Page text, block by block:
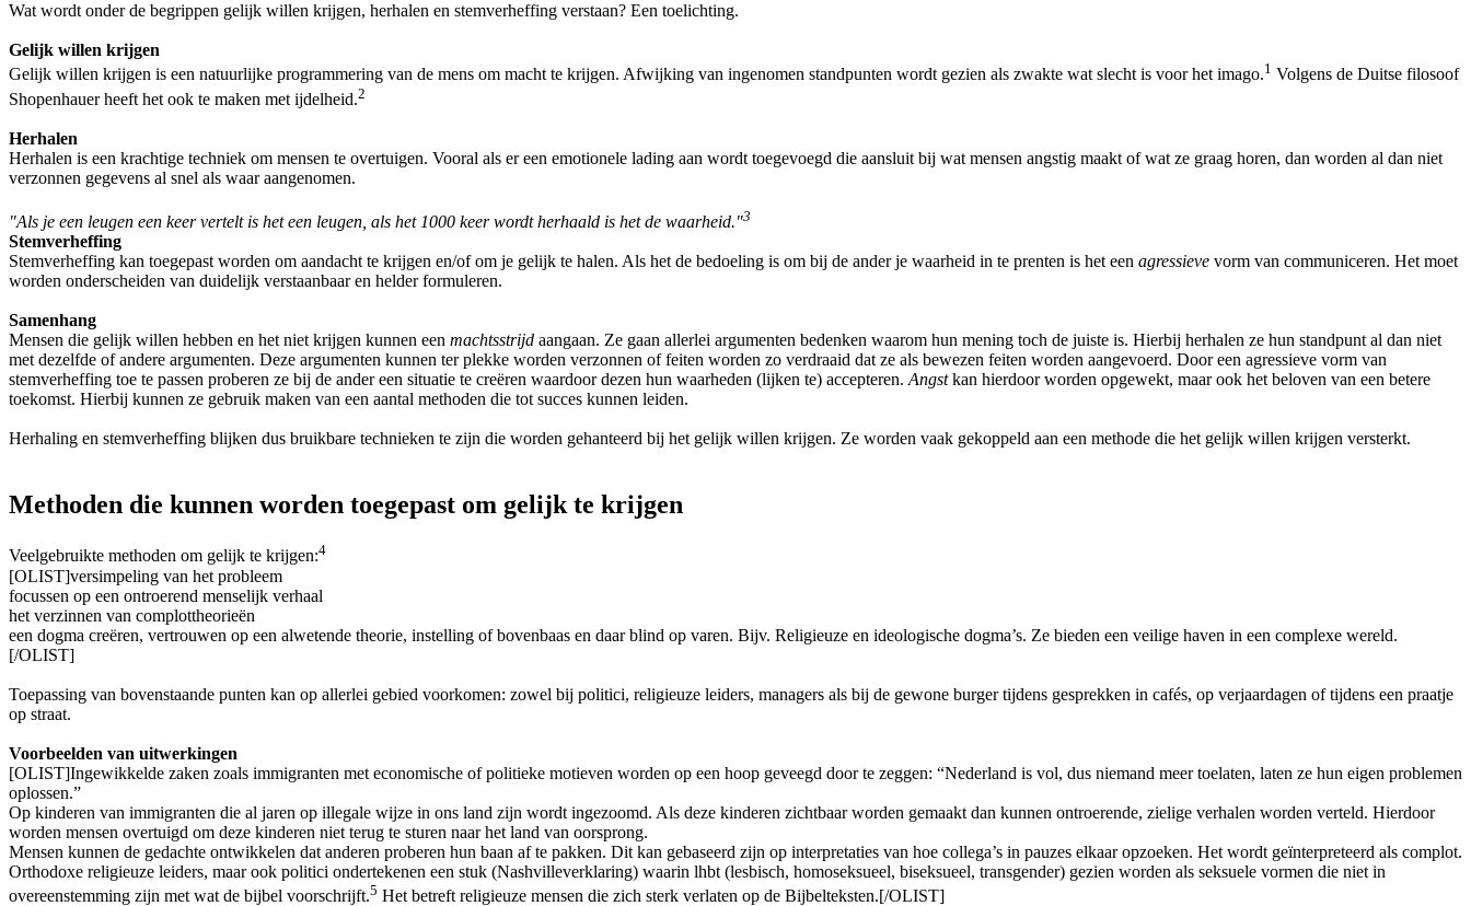
Wat wordt onder de begrippen gelijk willen krijgen, herhalen en stemverheffing verstaan? Een toelichting.
Gelijk willen krijgen
Gelijk willen krijgen is een natuurlijke programmering van de mens om macht te krijgen. Afwijking van ingenomen standpunten wordt gezien als zwakte wat slecht is voor het imago.1 Volgens de Duitse filosoof
Shopenhauer heeft het ook te maken met ijdelheid.2
Herhalen
Herhalen is een krachtige techniek om mensen te overtuigen. Vooral als er een emotionele lading aan wordt toegevoegd die aansluit bij wat mensen angstig maakt of wat ze graag horen, dan worden al dan niet
verzonnen gegevens al snel als waar aangenomen.
"Als je een leugen een keer vertelt is het een leugen, als het 1000 keer wordt herhaald is het de waarheid."3
Stemverheffing
Stemverheffing kan toegepast worden om aandacht te krijgen en/of om je gelijk te halen. Als het de bedoeling is om bij de ander je waarheid in te prenten is het een agressieve vorm van communiceren. Het moet
worden onderscheiden van duidelijk verstaanbaar en helder formuleren.
Samenhang
Mensen die gelijk willen hebben en het niet krijgen kunnen een machtsstrijd aangaan. Ze gaan allerlei argumenten bedenken waarom hun mening toch de juiste is. Hierbij herhalen ze hun standpunt al dan niet
met dezelfde of andere argumenten. Deze argumenten kunnen ter plekke worden verzonnen of feiten worden zo verdraaid dat ze als bewezen feiten worden aangevoerd. Door een agressieve vorm van
stemverheffing toe te passen proberen ze bij de ander een situatie te creëren waardoor dezen hun waarheden (lijken te) accepteren.Angstkan hierdoor worden opgewekt, maar ook het beloven van een betere
toekomst. Hierbij kunnen ze gebruik maken van een aantal methoden die tot succes kunnen leiden.
Herhaling en stemverheffing blijken dus bruikbare technieken te zijn die worden gehanteerd bij het gelijk willen krijgen. Ze worden vaak gekoppeld aan een methode die het gelijk willen krijgen versterkt.
Methoden die kunnen worden toegepast om gelijk te krijgen
Veelgebruikte methoden om gelijk te krijgen:4
[OLIST]versimpeling van het probleem
focussen op een ontroerend menselijk verhaal
het verzinnen van complottheorieën
een dogma creëren, vertrouwen op een alwetende theorie, instelling of bovenbaas en daar blind op varen. Bijv. Religieuze en ideologische dogma’s. Ze bieden een veilige haven in een complexe wereld.
[/OLIST]
Toepassing van bovenstaande punten kan op allerlei gebied voorkomen: zowel bij politici, religieuze leiders, managers als bij de gewone burger tijdens gesprekken in cafés, op verjaardagen of tijdens een praatje
op straat.
Voorbeelden van uitwerkingen
[OLIST]Ingewikkelde zaken zoals immigranten met economische of politieke motieven worden op een hoop geveegd door te zeggen: “Nederland is vol, dus niemand meer toelaten, laten ze hun eigen problemen
oplossen.”
Op kinderen van immigranten die al jaren op illegale wijze in ons land zijn wordt ingezoomd. Als deze kinderen zichtbaar worden gemaakt dan kunnen ontroerende, zielige verhalen worden verteld. Hierdoor
worden mensen overtuigd om deze kinderen niet terug te sturen naar het land van oorsprong.
Mensen kunnen de gedachte ontwikkelen dat anderen proberen hun baan af te pakken. Dit kan gebaseerd zijn op interpretaties van hoe collega’s in pauzes elkaar opzoeken. Het wordt geïnterpreteerd als complot.
Orthodoxe religieuze leiders, maar ook politici ondertekenen een stuk (Nashvilleverklaring) waarin lhbt (lesbisch, homoseksueel, biseksueel, transgender) gezien worden als seksuele vormen die niet in
overeenstemming zijn met wat de bijbel voorschrijft.5 Het betreft religieuze mensen die zich sterk verlaten op de Bijbelteksten.[/OLIST]